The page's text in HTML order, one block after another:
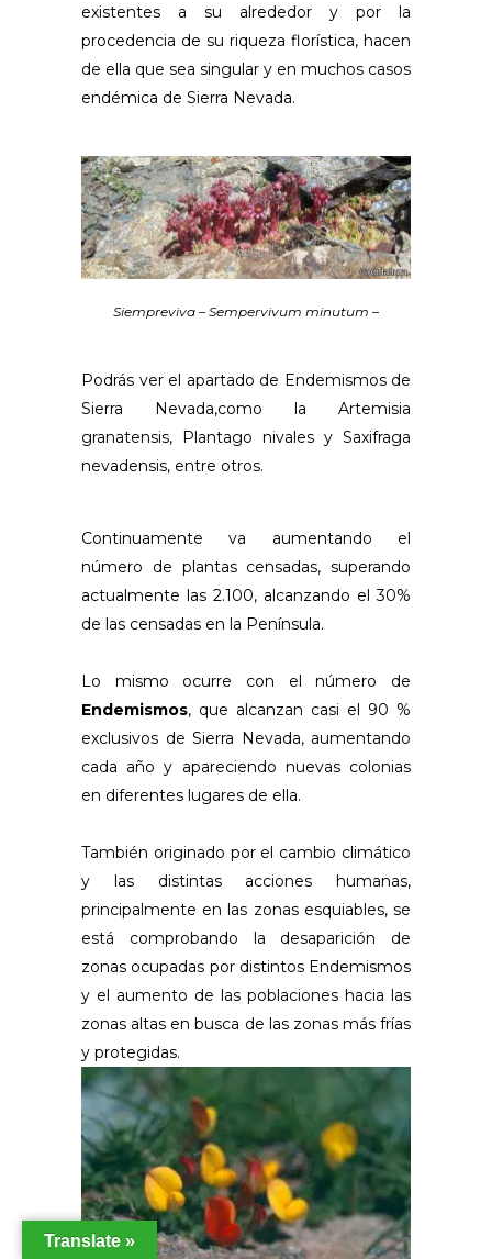
existentes a su alrededor y por la
procedencia de su riqueza florística, hacen
de ella que sea singular y en muchos casos
endémica de Sierra Nevada.
Siempreviva – Sempervivum minutum –
Podrás ver el apartado de Endemismos de
Sierra Nevada,como la Artemisia
granatensis, Plantago nivales y Saxifraga
nevadensis, entre otros.
Continuamente va aumentando el
número de plantas censadas, superando
actualmente las 2.100, alcanzando el 30%
de las censadas en la Península.
Lo mismo ocurre con el número de
Endemismos, que alcanzan casi el 90 %
exclusivos de Sierra Nevada, aumentando
cada año y apareciendo nuevas colonias
en diferentes lugares de ella.
También originado por el cambio climático
y las distintas acciones humanas,
principalmente en las zonas esquiables, se
está comprobando la desaparición de
zonas ocupadas por distintos Endemismos
y el aumento de las poblaciones hacia las
zonas altas en busca de las zonas más frías
y protegidas.
Translate »